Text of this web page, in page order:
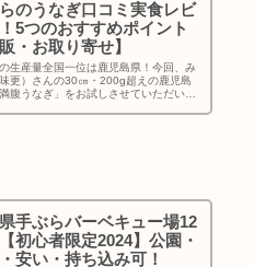
のうなぎ口コミ実食レビ
5つのおすすめポイント
販・お取り寄せ】
生産量全国一位は鹿児島県！今回、み
更）さんの30㎝・200g超えの鹿児島
腹うなぎ」をお試しさせていただいた
手ぶらバーベキュー場12
初心者限定2024】公園・
安い・持ち込み可！